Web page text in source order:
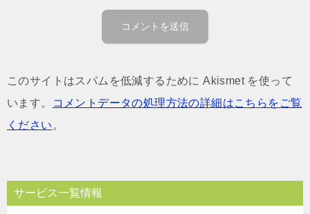
このサイトはスパムを低減するために Akismet を使って
います。
コメントデータの処理方法の詳細はこちらをご覧
ください 。
サービス一覧情報